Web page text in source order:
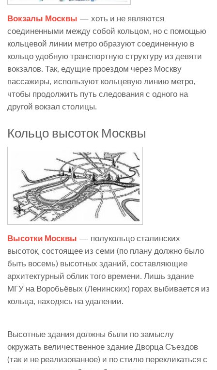
Вокзалы Москвы — хоть и не являются
соединенными между собой кольцом, но с помощью
кольцевой линии метро образуют соединенную в
кольцо удобную транспортную структуру из девяти
вокзалов. Так, едущие проездом через Москву
пассажиры, используют кольцевую линию метро,
чтобы продолжить путь следования с одного на
другой вокзал столицы.
Кольцо высоток Москвы
Высотки Москвы — полукольцо сталинских
высоток, состоящее из семи (по плану должно было
быть восемь) высотных зданий, составляющие
архитектурный облик того времени. Лишь здание
МГУ на Воробьёвых (Ленинских) горах выбивается из
кольца, находясь на удалении.
Высотные здания должны были по замыслу
окружать величественное здание Дворца Съездов
(так и не реализованное) и по стилю перекликаться с